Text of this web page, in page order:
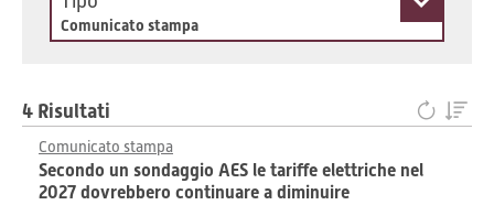
Comunicato stampa
4 Risultati
Comunicato stampa
Secondo un sondaggio AES le tariffe elettriche nel
2027 dovrebbero continuare a diminuire